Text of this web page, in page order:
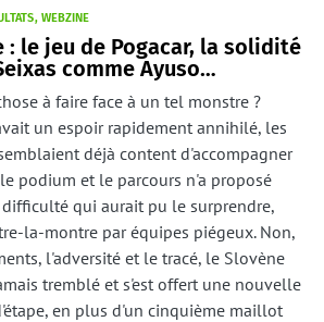
WEBZINE
: le jeu de Pogacar, la solidité
comme Ayuso…
à faire face à un tel monstre ?
un espoir rapidement annihilé, les
déjà content d'accompagner
podium et le parcours n'a proposé
qui aurait pu le surprendre,
la-montre par équipes piégeux. Non,
l'adversité et le tracé, le Slovène
tremblé et s'est offert une nouvelle
en plus d'un cinquième maillot